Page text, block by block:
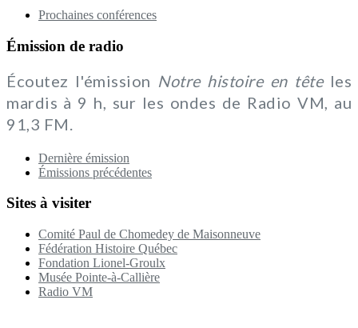
Prochaines conférences
Émission de radio
Écoutez l'émission Notre histoire en têteles
mardis à 9 h, sur les ondes de Radio VM, au
91,3 FM.
Dernière émission
Émissions précédentes
Sites à visiter
Comité Paul de Chomedey de Maisonneuve
Fédération Histoire Québec
Fondation Lionel-Groulx
Musée Pointe-à-Callière
Radio VM